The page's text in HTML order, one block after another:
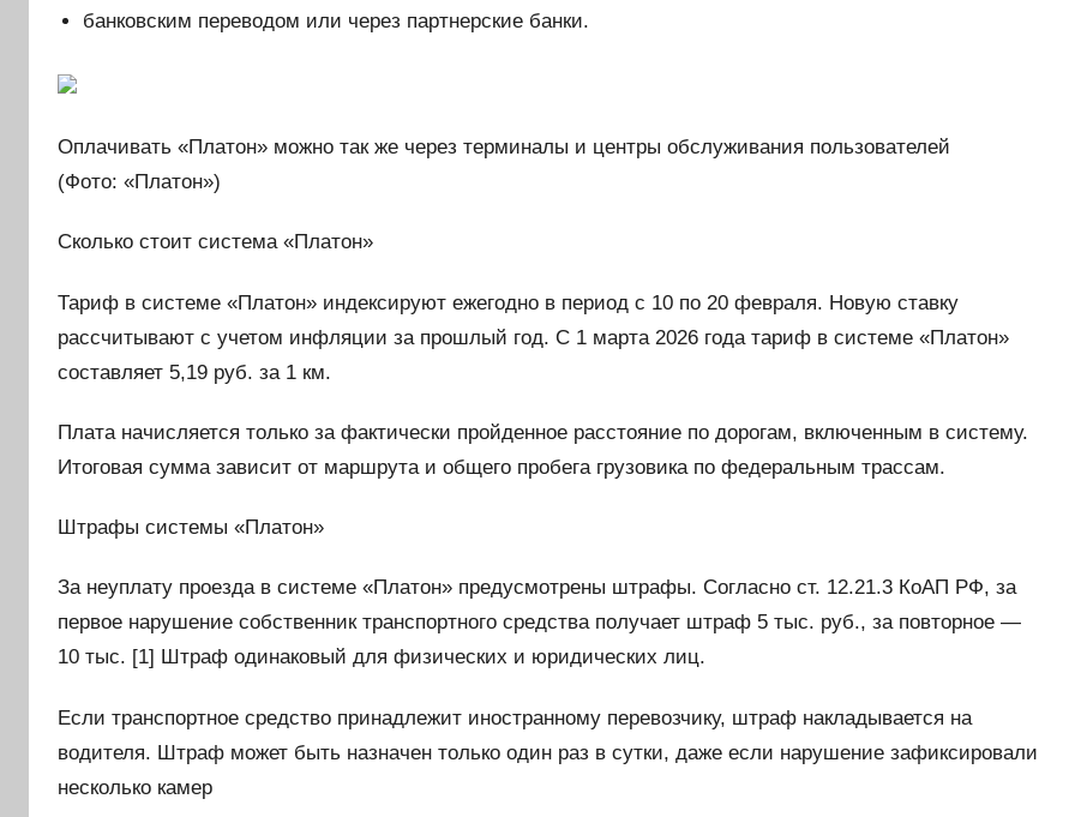
банковским переводом или через партнерские банки.
Оплачивать «Платон» можно так же через терминалы и центры обслуживания пользователей
(Фото: «Платон»)
Сколько стоит система «Платон»
Тариф в системе «Платон» индексируют ежегодно в период с 10 по 20 февраля. Новую ставку
рассчитывают с учетом инфляции за прошлый год. С 1 марта 2026 года тариф в системе «Платон»
составляет 5,19 руб. за 1 км.
Плата начисляется только за фактически пройденное расстояние по дорогам, включенным в систему.
Итоговая сумма зависит от маршрута и общего пробега грузовика по федеральным трассам.
Штрафы системы «Платон»
За неуплату проезда в системе «Платон» предусмотрены штрафы. Согласно ст. 12.21.3 КоАП РФ, за
первое нарушение собственник транспортного средства получает штраф 5 тыс. руб., за повторное —
10 тыс. [1] Штраф одинаковый для физических и юридических лиц.
Если транспортное средство принадлежит иностранному перевозчику, штраф накладывается на
водителя. Штраф может быть назначен только один раз в сутки, даже если нарушение зафиксировали
несколько камер